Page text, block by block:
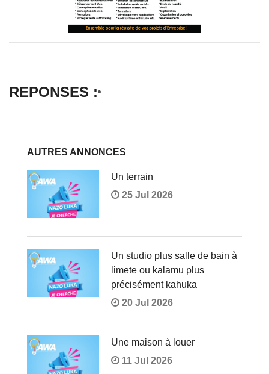
REPONSES :
AUTRES ANNONCES
Un terrain
25 Jul 2026
Un studio plus salle de bain à
limete ou kalamu plus
précisément kahuka
20 Jul 2026
Une maison à louer
11 Jul 2026